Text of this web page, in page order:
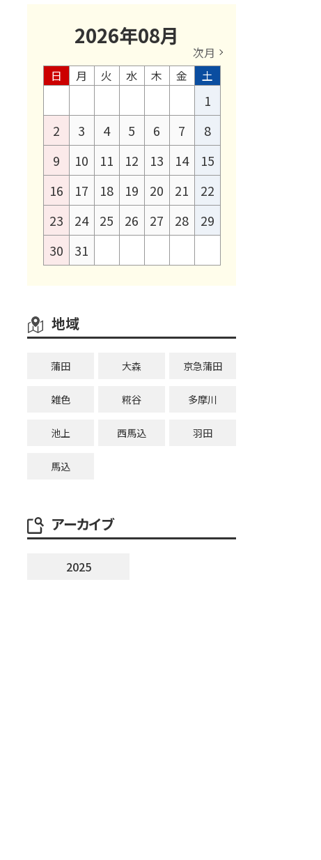
2026年08月
次月
日
月 火 水 木 金 土
1
2
3 4 5 6 7
8
9
10 11 12 13 14
15
16
17 18 19 20 21
22
23
24 25 26 27 28
29
30
31
地域
蒲田 大森 京急蒲田
雑色 糀谷 多摩川
池上 西馬込 羽田
馬込
アーカイブ
2025